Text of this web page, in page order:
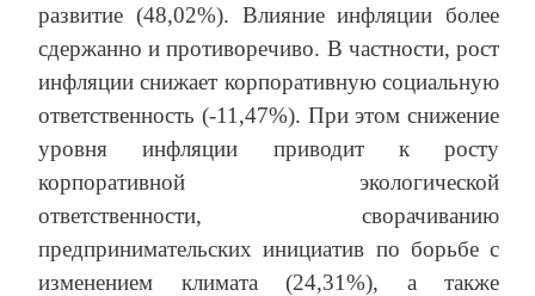
развитие (48,02%). Влияние инфляции более
сдержанно и противоречиво. В частности, рост
инфляции снижает корпоративную социальную
ответственность (-11,47%). При этом снижение
уровня инфляции приводит к росту
корпоративной экологической
ответственности, сворачиванию
предпринимательских инициатив по борьбе с
изменением климата (24,31%), а также